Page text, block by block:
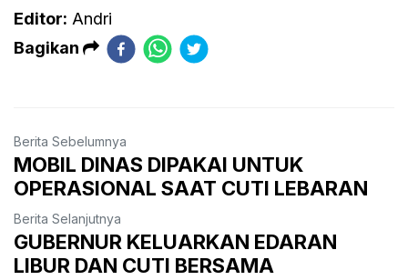
Editor: Andri
Bagikan
Berita Sebelumnya
MOBIL DINAS DIPAKAI UNTUK
OPERASIONAL SAAT CUTI LEBARAN
Berita Selanjutnya
GUBERNUR KELUARKAN EDARAN
LIBUR DAN CUTI BERSAMA